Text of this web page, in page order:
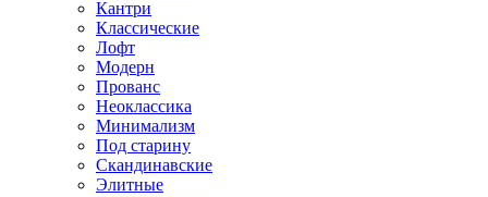
Кантри
Классические
Лофт
Модерн
Прованс
Неоклассика
Минимализм
Под старину
Скандинавские
Элитные